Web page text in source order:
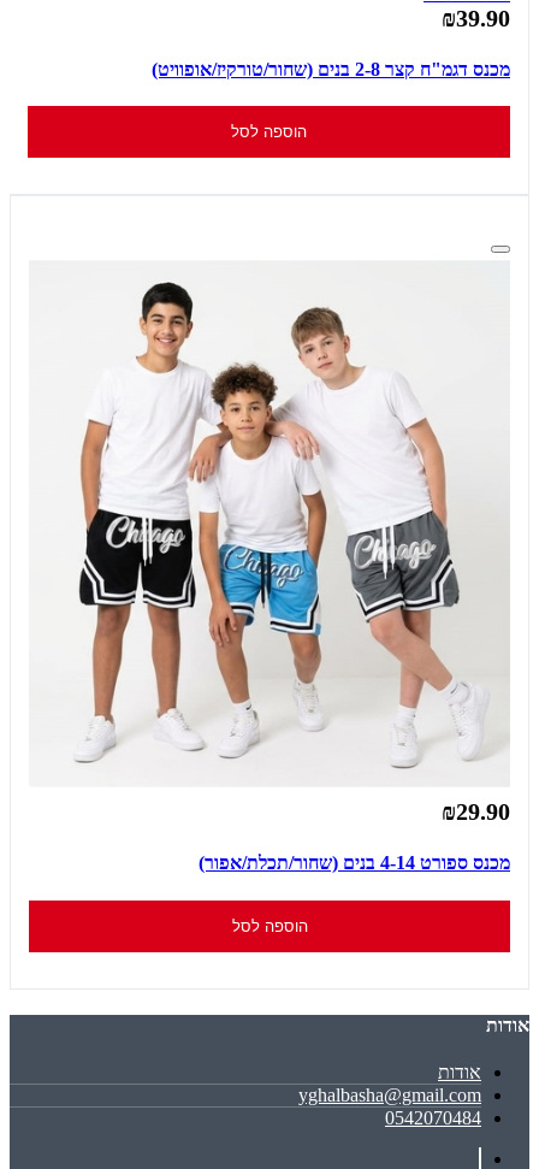
₪39.90
מכנס דגמ"ח קצר 2-8 בנים (שחור/טורקיז/אופוויט)
הוספה לסל
₪29.90
מכנס ספורט 4-14 בנים (שחור/תכלת/אפור)
הוספה לסל
אודות
אודות
yghalbasha@gmail.com
0542070484